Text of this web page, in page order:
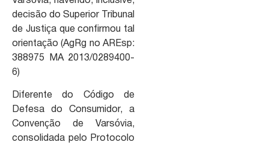
decisão do Superior Tribunal
de Justiça que confirmou tal
orientação (AgRg no AREsp:
388975 MA 2013/0289400-
6)
Diferente do Código de
Defesa do Consumidor, a
Convenção de Varsóvia,
consolidada pelo Protocolo